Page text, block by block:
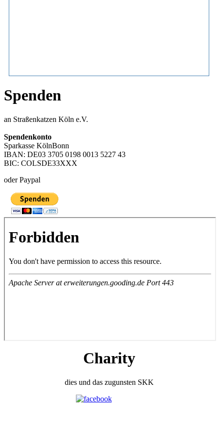
Spenden
an Straßenkatzen Köln e.V.
Spendenkonto
Sparkasse KölnBonn
IBAN: DE03 3705 0198 0013 5227 43
BIC: COLSDE33XXX
oder Paypal
Charity
dies und das zugunsten SKK